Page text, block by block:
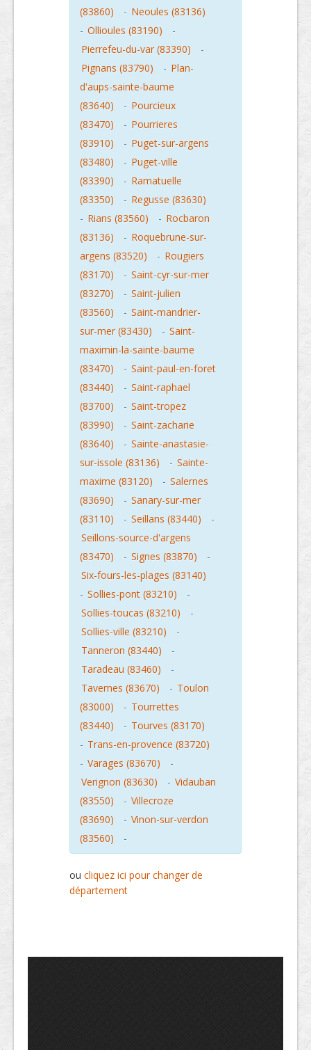
(83860)
- Neoules (83136)
- Ollioules (83190)
-
Pierrefeu-du-var (83390)
-
Pignans (83790)
- Plan-
d'aups-sainte-baume
(83640)
- Pourcieux
(83470)
- Pourrieres
(83910)
- Puget-sur-argens
(83480)
- Puget-ville
(83390)
- Ramatuelle
(83350)
- Regusse (83630)
- Rians (83560) - Rocbaron
(83136)
- Roquebrune-sur-
argens (83520)
- Rougiers
(83170)
- Saint-cyr-sur-mer
(83270)
- Saint-julien
(83560)
- Saint-mandrier-
sur-mer (83430)
- Saint-
maximin-la-sainte-baume
(83470)
- Saint-paul-en-foret
(83440)
- Saint-raphael
(83700)
- Saint-tropez
(83990)
- Saint-zacharie
(83640)
- Sainte-anastasie-
sur-issole (83136)
- Sainte-
maxime (83120)
- Salernes
(83690)
- Sanary-sur-mer
(83110)
- Seillans (83440)
-
Seillons-source-d'argens
(83470)
- Signes (83870)
-
Six-fours-les-plages (83140)
- Sollies-pont (83210)
-
Sollies-toucas (83210)
-
Sollies-ville (83210)
-
Tanneron (83440)
-
Taradeau (83460)
-
Tavernes (83670)
- Toulon
(83000)
- Tourrettes
(83440)
- Tourves (83170)
- Trans-en-provence (83720)
- Varages (83670)
-
Verignon (83630)
- Vidauban
(83550)
- Villecroze
(83690)
- Vinon-sur-verdon
(83560)
-
ou cliquez ici pour changer de
département